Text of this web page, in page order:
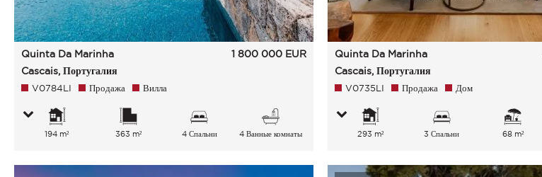
Quinta Da Marinha
Cascais, Португалия
1 800 000 EUR
V0784LI Продажа Вилла
194 m² 363 m² 4 Спальни 4 Ванные комнаты
Quinta Da Marinha
Cascais, Португалия
V0735LI Продажа Дом
293 m² 3 Спальни 68 m²